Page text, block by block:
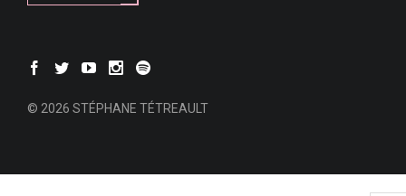
© 2026 STÉPHANE TÉTREAULT